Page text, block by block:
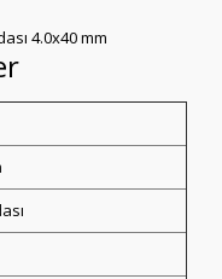
4.0x40 mm